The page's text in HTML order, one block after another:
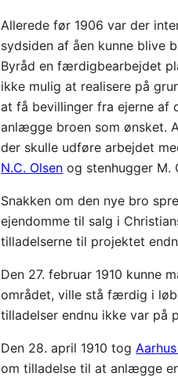
Allerede før 1906 var der
sydsiden af åen kunne blive
Byråd en færdigbearbejdet
ikke mulig at realisere på
at få bevillinger fra ejerne af
anlægge broen som ønsket.
der skulle udføre arbejdet
N.C. Olsen og stenhugger M.
Snakken om den nye bro
ejendomme til salg i
tilladelserne til projektet
Den 27. februar 1910 kunne
området, ville stå færdig i
tilladelser endnu ikke var på
Den 28. april 1910 tog
om tilladelse til at anlægge